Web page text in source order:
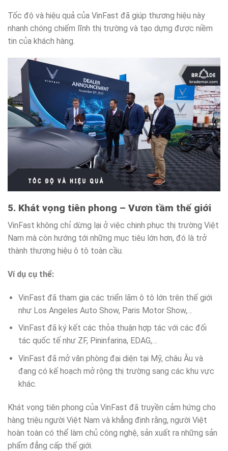
Tốc độ và hiệu quả của VinFast đã giúp thương hiệu này
nhanh chóng chiếm lĩnh thị trường và tạo dựng được niềm
tin của khách hàng.
5. Khát vọng tiên phong – Vươn tầm thế giới
VinFast không chỉ dừng lại ở việc chinh phục thị trường Việt
Nam mà còn hướng tới những mục tiêu lớn hơn, đó là trở
thành thương hiệu ô tô toàn cầu.
Ví dụ cụ thể:
VinFast đã tham gia các triển lãm ô tô lớn trên thế giới
như Los Angeles Auto Show, Paris Motor Show,…
VinFast đã ký kết các thỏa thuận hợp tác với các đối
tác quốc tế như ZF, Pininfarina, EDAG,…
VinFast đã mở văn phòng đại diện tại Mỹ, châu Âu và
đang có kế hoạch mở rộng thị trường sang các khu vực
khác.
Khát vọng tiên phong của VinFast đã truyền cảm hứng cho
hàng triệu người Việt Nam và khẳng định rằng, người Việt
hoàn toàn có thể làm chủ công nghệ, sản xuất ra những sản
phẩm đẳng cấp thế giới.